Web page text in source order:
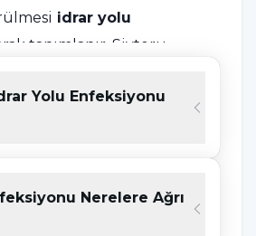
idrar yolu
tanımlanır. Siytoru
siytorudan çıkıp
sonra yeniden yukarı
oluşmaktadır. İdrar yolunda
hissinin görülmesi,
Yolu Enfeksiyonu
Nerelere Ağrı